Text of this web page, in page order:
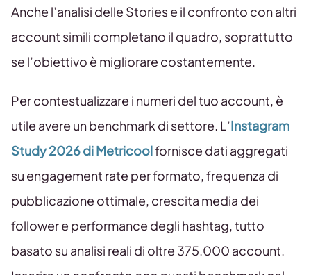
Anche l’analisi delle Stories e il confronto con altri
account simili completano il quadro, soprattutto
se l’obiettivo è migliorare costantemente.
Per contestualizzare i numeri del tuo account, è
utile avere un benchmark di settore. L’Instagram
Study 2026 di Metricoolfornisce dati aggregati
su engagement rate per formato, frequenza di
pubblicazione ottimale, crescita media dei
follower e performance degli hashtag, tutto
basato su analisi reali di oltre 375.000 account.